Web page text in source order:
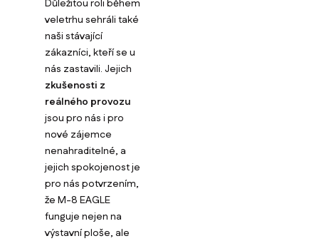
Důležitou roli během
veletrhu sehráli také
naši stávající
zákazníci, kteří se u
nás zastavili. Jejich
zkušenosti z
reálného provozu
jsou pro nás i pro
nové zájemce
nenahraditelné, a
jejich spokojenost je
pro nás potvrzením,
že M-8 EAGLE
funguje nejen na
výstavní ploše, ale